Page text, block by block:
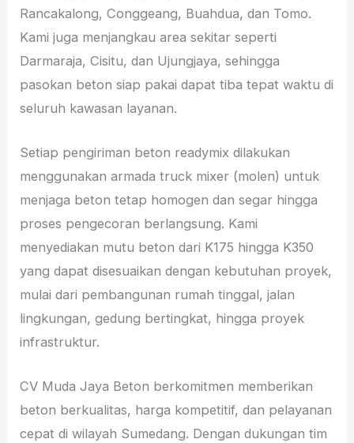
Rancakalong, Conggeang, Buahdua, dan Tomo.
Kami juga menjangkau area sekitar seperti
Darmaraja, Cisitu, dan Ujungjaya, sehingga
pasokan beton siap pakai dapat tiba tepat waktu di
seluruh kawasan layanan.
Setiap pengiriman beton readymix dilakukan
menggunakan armada truck mixer (molen) untuk
menjaga beton tetap homogen dan segar hingga
proses pengecoran berlangsung. Kami
menyediakan mutu beton dari K175 hingga K350
yang dapat disesuaikan dengan kebutuhan proyek,
mulai dari pembangunan rumah tinggal, jalan
lingkungan, gedung bertingkat, hingga proyek
infrastruktur.
CV Muda Jaya Beton berkomitmen memberikan
beton berkualitas, harga kompetitif, dan pelayanan
cepat di wilayah Sumedang. Dengan dukungan tim